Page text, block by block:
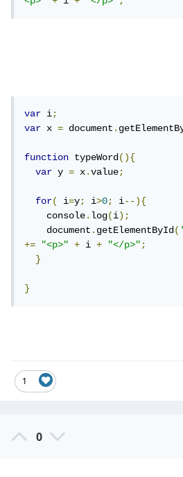
var i;
var x = document.
function typeWord(){
var y = x.value;
for( i=y; i>0; i--){
    console
.log(i);
    document
.getElementById(
+=
"<p>" + i + "</p>";
}
}
1
0